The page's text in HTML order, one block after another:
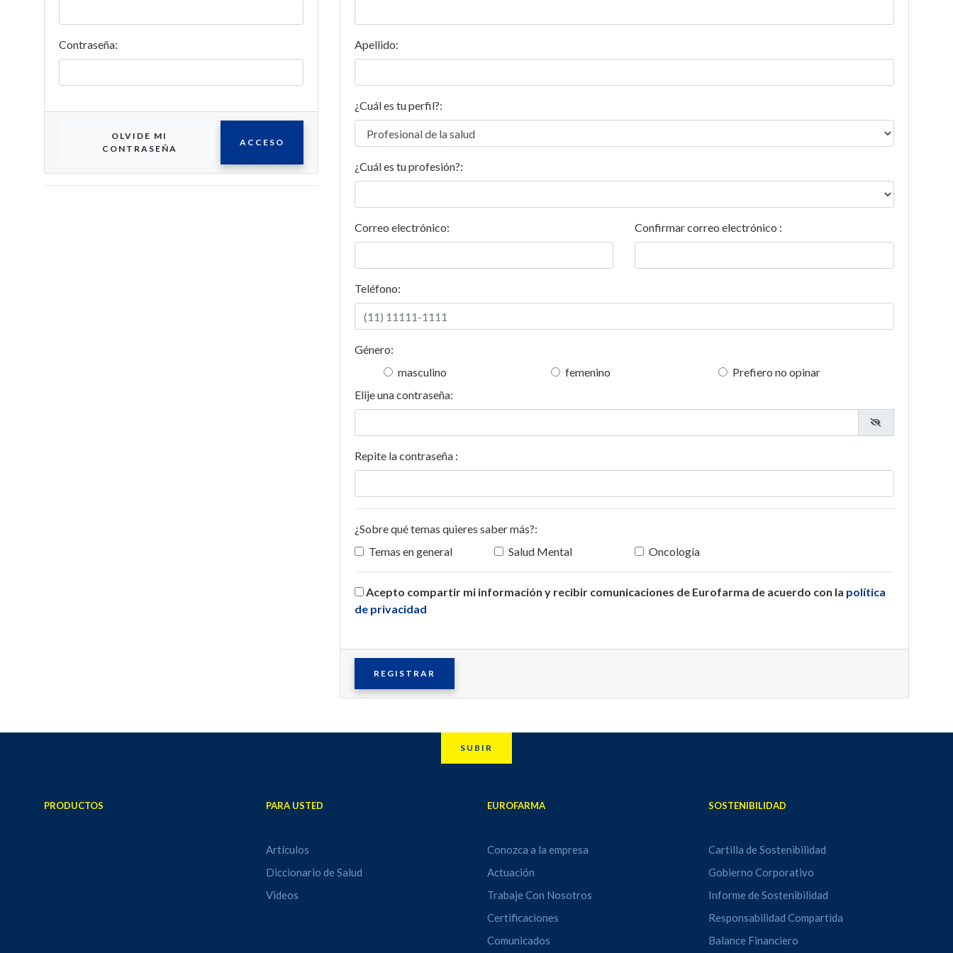
Contraseña:
OLVIDE MI
CONTRASEÑA
ACCESO
Apellido:
¿Cuál es tu perfil?:
¿Cuál es tu profesión?:
Correo electrónico: Confirmar correo electrónico :
Teléfono:
Género:
masculino
femenino
Prefiero no opinar
Elije una contraseña:
Repite la contraseña :
¿Sobre qué temas quieres saber más?:
Temas en general
Salud Mental Oncología
Acepto compartir mi información y recibir comunicaciones de Eurofarma de acuerdo con la política
de privacidad
REGISTRAR
SUBIR
PRODUCTOS PARA USTED
Artículos
Diccionario de Salud
Videos
EUROFARMA
Conozca a la empresa
Actuación
Trabaje Con Nosotros
Certificaciones
Comunicados
SOSTENIBILIDAD
Cartilla de Sostenibilidad
Gobierno Corporativo
Informe de Sostenibilidad
Responsabilidad Compartida
Balance Financiero